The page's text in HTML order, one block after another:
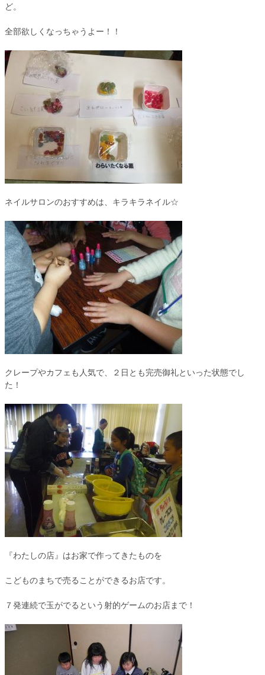
ど。
全部欲しくなっちゃうよー！！
ネイルサロンのおすすめは、キラキラネイル☆
クレープやカフェも人気で、２日とも完売御礼といった状態でし
た！
『わたしの店』はお家で作ってきたものを
こどものまちで売ることができるお店です。
７発連続で玉がでるという射的ゲームのお店まで！